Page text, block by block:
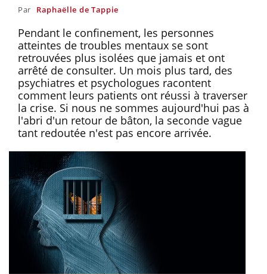
Par Raphaëlle de Tappie
Pendant le confinement, les personnes
atteintes de troubles mentaux se sont
retrouvées plus isolées que jamais et ont
arrêté de consulter. Un mois plus tard, des
psychiatres et psychologues racontent
comment leurs patients ont réussi à traverser
la crise. Si nous ne sommes aujourd'hui pas à
l'abri d'un retour de bâton, la seconde vague
tant redoutée n'est pas encore arrivée.